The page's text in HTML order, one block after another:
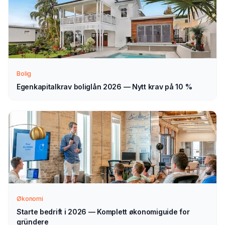
Slik fungerer prosessen
1 Send søknad
Fyll ut vårt enkle skjema — det tar bare noen minutter.
Vi går gjennom forespørselen din og tar kontakt med
veiledning — normalt innen 1–2 virkedager.
3 Velg selv
Sammenlign aktuelle tilbud i ro og mak, og velg det som
passer deg — helt uforpliktende.
Bolig
Egenkapitalkrav boliglån 2026 — Nytt krav på 10 %
Økonomi
Starte bedrift i 2026 — Komplett økonomiguide for
gründere